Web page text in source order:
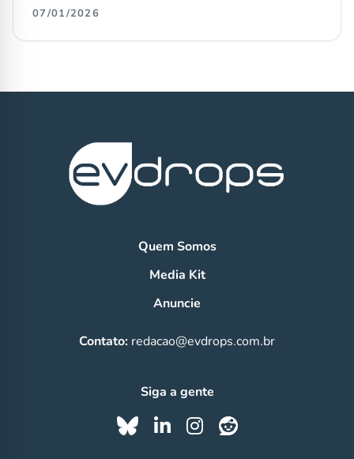
07/01/2026
Quem Somos
Media Kit
Anuncie
Contato: redacao@evdrops.com.br
Siga a gente